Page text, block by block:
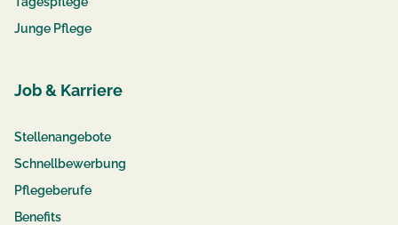
Junge Pflege
Job & Karriere
Stellenangebote
Schnellbewerbung
Pflegeberufe
Benefits